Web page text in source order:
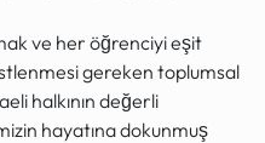
ve her öğrenciyi eşit
gereken toplumsal
halkının değerli
hayatına dokunmuş